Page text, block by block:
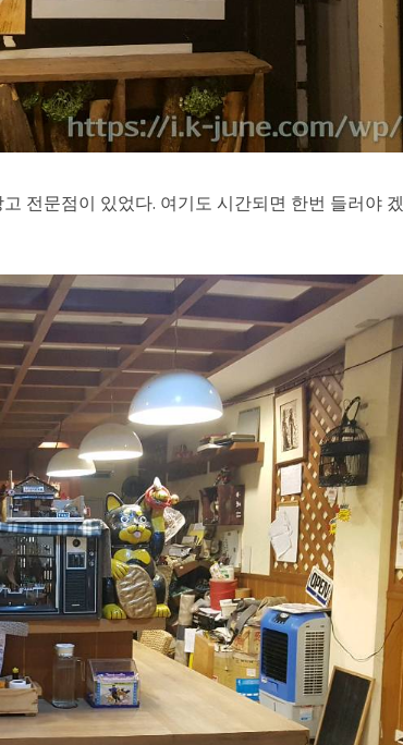
전문점이 있었다. 여기도 시간되면 한번 들러야 겠